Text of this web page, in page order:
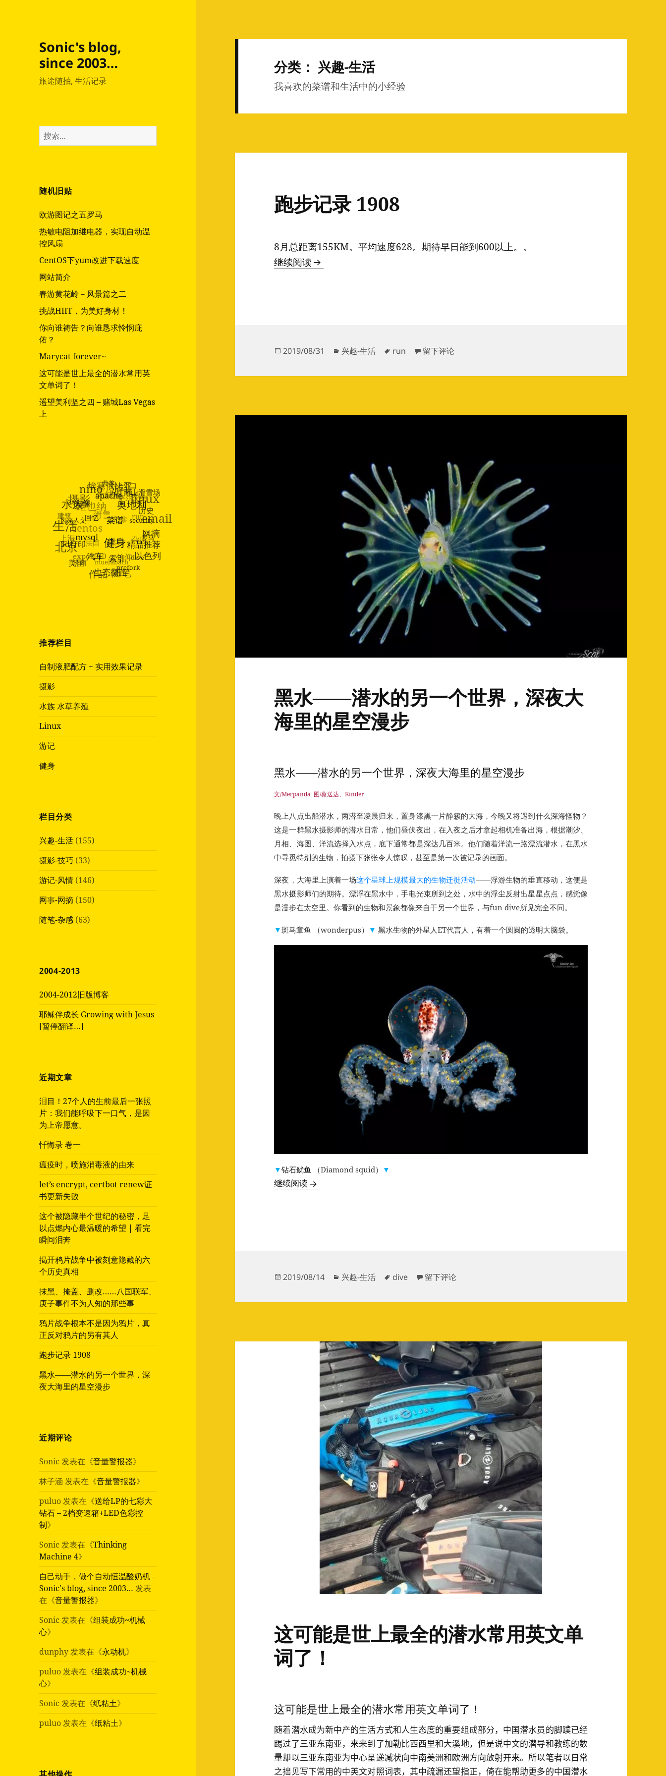
Sonic's blog,
since 2003…
旅途随拍, 生活记录
搜
索：
随机旧贴
欧游图记之五罗马
热敏电阻加继电器，实现自动温
控风扇
CentOS下yum改进下载速度
网站简介
春游黄花岭－风景篇之二
挑战HIIT，为美好身材！
你向谁祷告？向谁恳求怜悯庇
佑？
Marycat forever~
这可能是世上最全的潜水常用英
文单词了！
遥望美利坚之四 – 赌城Las Vegas
上
健身
回忆
mysql
汽车 索引
精品推荐
security
奥地利
apache
人像
风光人文
3d打印
济南
生态微距prefork
以色列
网摘
历史
南山滑雪场
营养
nino
水族
生活
北京
美国
作品 随笔
dive
罗马
email
linux
游记
埃塞俄比亚
摄影
建筑
上海
expo2010
muehlbach
信仰
杂感
run
萨尔茨堡
无线电
维也纳
centos
法国 设计
巴黎
滑雪
推荐栏目
自制液肥配方 + 实用效果记录
摄影
水族 水草养殖
Linux
游记
健身
栏目分类
兴趣-生活 (155)
摄影-技巧 (33)
游记-风情 (146)
网事-网摘 (150)
随笔-杂感 (63)
2004-2013
2004-2012旧版博客
耶稣伴成长 Growing with Jesus
[暂停翻译…]
近期文章
泪目！27个人的生前最后一张照
片：我们能呼吸下一口气，是因
为上帝愿意。
忏悔录 卷一
瘟疫时，喷施消毒液的由来
let’s encrypt, certbot renew证
书更新失败
这个被隐藏半个世纪的秘密，足
以点燃内心最温暖的希望 | 看完
瞬间泪奔
揭开鸦片战争中被刻意隐藏的六
个历史真相
抹黑、掩盖、删改……八国联军、
庚子事件不为人知的那些事
鸦片战争根本不是因为鸦片，真
正反对鸦片的另有其人
跑步记录 1908
黑水——潜水的另一个世界，深
夜大海里的星空漫步
近期评论
Sonic发表在《音量警报器》
林子涵 发表在《音量警报器》
puluo发表在《送给LP的七彩大
钻石 – 2档变速箱+LED色彩控
制》
Sonic发表在《Thinking
Machine 4》
自己动手，做个自动恒温酸奶机 –
Sonic's blog, since 2003… 发表
在《音量警报器》
Sonic发表在《组装成功~机械
心》
dunphy发表在《永动机》
puluo发表在《组装成功~机械
心》
Sonic发表在《纸粘土》
puluo发表在《纸粘土》
分类： 兴趣-生活
我喜欢的菜谱和生活中的小经验
跑步记录 1908
8月总距离155KM。平均速度628。期待早日能到600以上。。
继续阅读跑步记录 1908
发
于
2019/08/31
分
兴趣-生活
标
run 于跑步记录 1908
留下评论
黑水——潜水的另一个世界，深夜大
海里的星空漫步
黑水——潜水的另一个世界，深夜大海里的星空漫步
文/Merpanda 图/蔡送达、Kinder
晚上八点出船潜水，两潜至凌晨归来，置身漆黑一片静籁的大海，今晚又将遇到什么深海怪物？
这是一群黑水摄影师的潜水日常，他们昼伏夜出，在入夜之后才拿起相机准备出海，根据潮汐、
月相、海图、洋流选择入水点，底下通常都是深达几百米。他们随着洋流一路漂流潜水，在黑水
中寻觅特别的生物，拍摄下张张令人惊叹，甚至是第一次被记录的画面。
深夜，大海里上演着一场这个星球上规模最大的生物迁徙活动——浮游生物的垂直移动，这便是
黑水摄影师们的期待。漂浮在黑水中，手电光束所到之处，水中的浮尘反射出星星点点，感觉像
是漫步在太空里。你看到的生物和景象都像来自于另一个世界，与fun dive所见完全不同。
▼斑马章鱼 （wonderpus） ▼ 黑水生物的外星人ET代言人，有着一个圆圆的透明大脑袋。
▼钻石鱿鱼 （Diamond squid） ▼
继续阅读黑水——潜水的另一个世界，深夜大海里的星空漫步
发
于
2019/08/14
分
兴趣-生活
标
dive 于黑水——潜水的另一个世界，深夜大海里的星空漫步
留下评论
这可能是世上最全的潜水常用英文单
词了！
这可能是世上最全的潜水常用英文单词了！
随着潜水成为新中产的生活方式和人生态度的重要组成部分，中国潜水员的脚蹼已经
踢过了三亚东南亚，来来到了加勒比西西里和大溪地，但是说中文的潜导和教练的数
量却以三亚东南亚为中心呈递减状向中南美洲和欧洲方向放射开来。所以笔者以日常
之拙见写下常用的中英文对照词表，其中疏漏还望指正，倚在能帮助更多的中国潜水